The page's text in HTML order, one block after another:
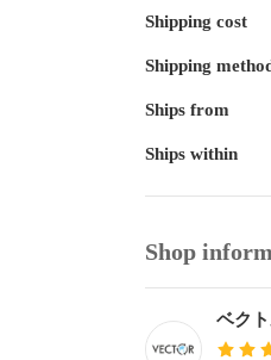
Shipping cost
Shipping
Ships from
Ships within
Shop
ベク